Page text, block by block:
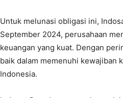
Untuk melunasi obligasi ini,
September 2024, perusahaan
keuangan yang kuat. Dengan
baik dalam memenuhi kewajiban
Indonesia.